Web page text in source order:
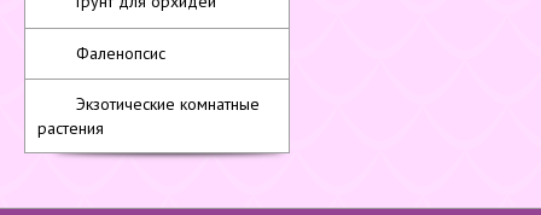
Фаленопсис
Экзотические комнатные
растения